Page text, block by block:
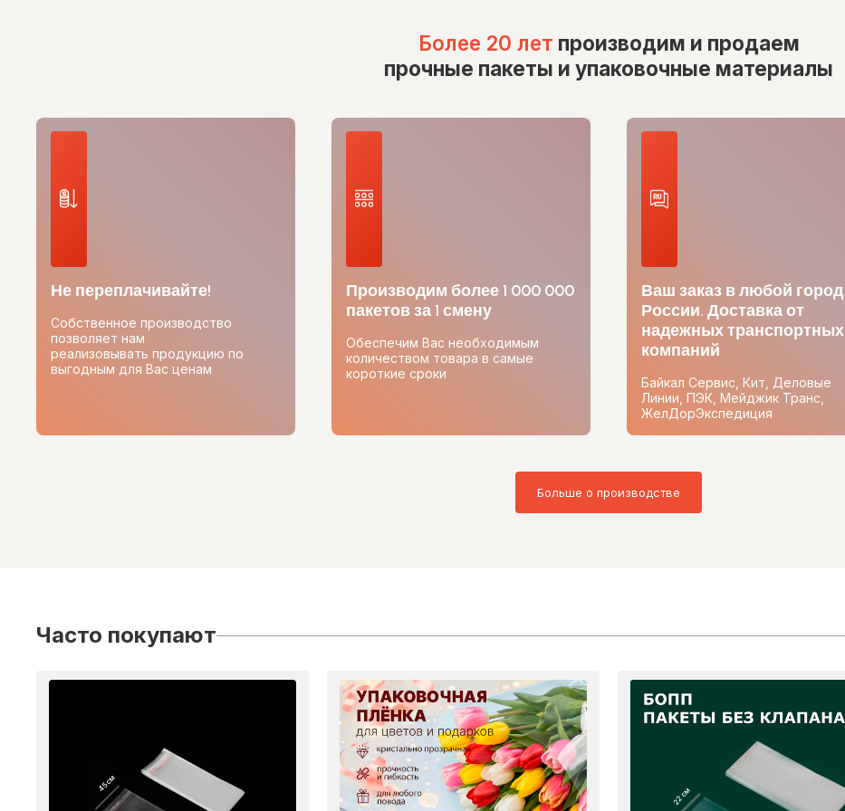
Более 20 лет производим и продаем
прочные пакеты и упаковочные материалы
Не переплачивайте!
Собственное производство
позволяет нам
реализовывать продукцию по
выгодным для Вас ценам
Производим более 1 000 000
пакетов за 1 смену
Обеспечим Вас необходимым
количеством товара в самые
короткие сроки
Ваш заказ в любой город
России. Доставка от
надежных транспортных
компаний
Байкал Сервис, Кит, Деловые
Линии, ПЭК, Мейджик Транс,
ЖелДорЭкспедиция
Больше о производстве
Часто покупают
45 см
22 см